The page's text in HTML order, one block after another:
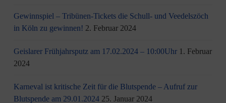
Gewinnspiel – Tribünen-Tickets die Schull- und Veedelszöch
in Köln zu gewinnen! 2. Februar 2024
Geislarer Frühjahrsputz am 17.02.2024 – 10:00Uhr 1. Februar
2024
Karneval ist kritische Zeit für die Blutspende – Aufruf zur
Blutspende am 29.01.2024 25. Januar 2024